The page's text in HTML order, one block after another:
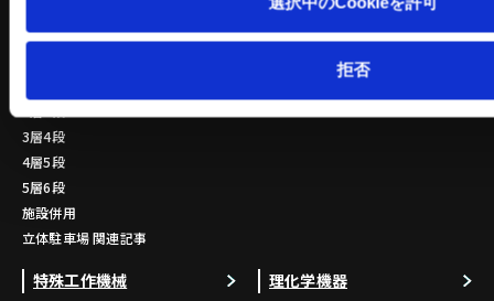
拒否
アミューズメント施設
3層4段
4層5段
5層6段
施設併用
立体駐車場 関連記事
特殊材 鋳造品
加工／熱処理／ASSY／塗装等
特殊工作機械 理化学機器